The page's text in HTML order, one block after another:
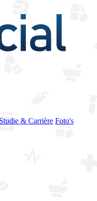
Studie & Carrière Foto's